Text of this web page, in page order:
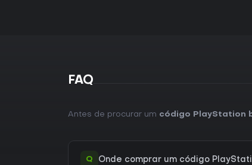
FAQ
Antes de procurar um código PlayStation
Q Onde comprar um código